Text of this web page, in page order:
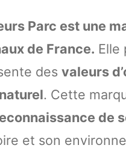
Parc est une
de France. Elle
des valeurs
. Cette
de
et son